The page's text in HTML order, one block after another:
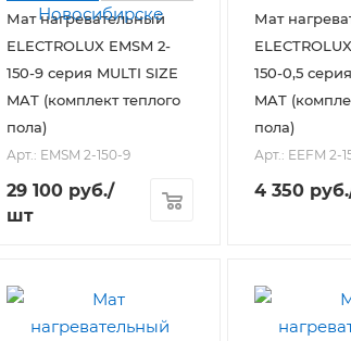
Мат нагревательный
ELECTROLUX EMSM 2-
150-9 серия MULTI SIZE
MAT (комплект теплого
пола)
Арт.: EMSM 2-150-9
29 100 руб./
шт
Мат
150-0,5
MAT
пола)
Арт.: EEFM 2-
4 350 руб.